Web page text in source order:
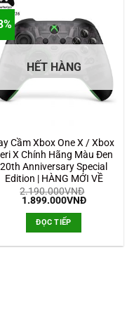
HẾT HÀNG
Cầm Xbox One X / Xbox
X Chính Hãng Màu Đen
20th Anniversary Special
Edition | HÀNG MỚI VỀ
2.190.000VNĐ
Giá
2.190.000VNĐ.
1.899.000VNĐGiá
ĐỌC TIẾP